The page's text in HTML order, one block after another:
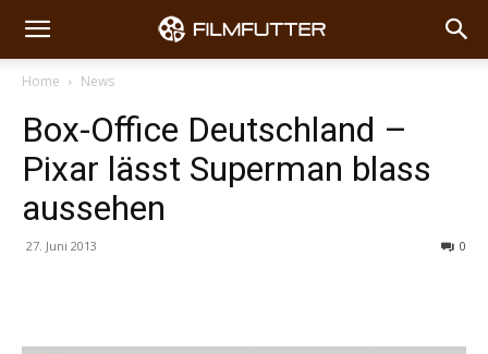
Home News
Box-Office Deutschland –
Pixar lässt Superman blass
aussehen
27. Juni 2013 0